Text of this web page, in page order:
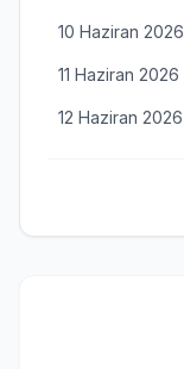
10 Haziran 2026
11 Haziran 2026
12 Haziran 2026